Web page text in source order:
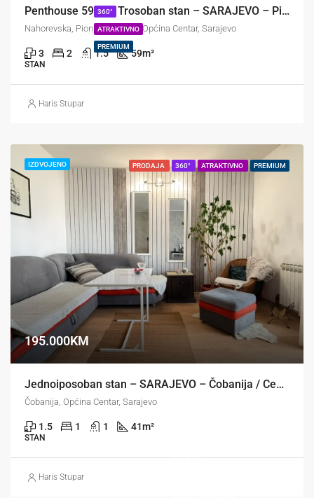
360°
ATRAKTIVNO
PREMIUM
Penthouse 59m² / Trosoban stan – SARAJEVO – Pionirska dolina / Centar
Nahorevska, Pionirska dolina, Općina Centar, Sarajevo
3 2 1.5 59m²
STAN
Haris Stupar
IZDVOJENO PRODAJA 360° ATRAKTIVNO PREMIUM
195.000KM
Jednoiposoban stan – SARAJEVO – Čobanija / Centar
Čobanija, Općina Centar, Sarajevo
1.5 1 1 41m²
STAN
Haris Stupar
NOVA